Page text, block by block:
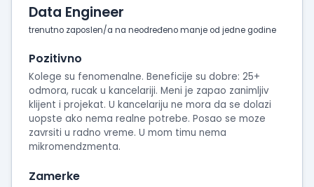
Data Engineer
trenutno zaposlen/a na neodređeno manje od jedne godine
Pozitivno
Kolege su fenomenalne. Beneficije su dobre: 25+
odmora, rucak u kancelariji. Meni je zapao zanimljiv
klijent i projekat. U kancelariju ne mora da se dolazi
uopste ako nema realne potrebe. Posao se moze
zavrsiti u radno vreme. U mom timu nema
mikromendzmenta.
Zamerke